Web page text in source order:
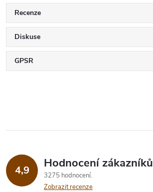
Recenze
Diskuse
GPSR
4,9 Hodnocení zákazníků
3275 hodnocení
Zobrazit recenze